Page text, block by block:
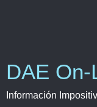
DAE On-
Información